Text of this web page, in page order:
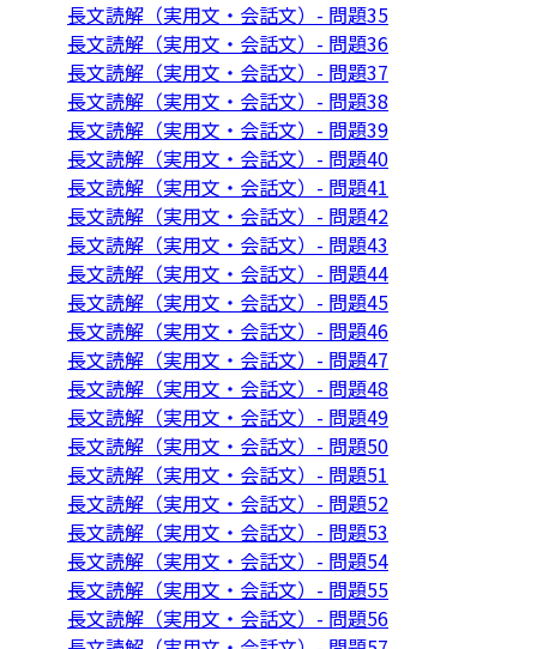
長文読解（実用文・会話文）- 問題35
長文読解（実用文・会話文）- 問題36
長文読解（実用文・会話文）- 問題37
長文読解（実用文・会話文）- 問題38
長文読解（実用文・会話文）- 問題39
長文読解（実用文・会話文）- 問題40
長文読解（実用文・会話文）- 問題41
長文読解（実用文・会話文）- 問題42
長文読解（実用文・会話文）- 問題43
長文読解（実用文・会話文）- 問題44
長文読解（実用文・会話文）- 問題45
長文読解（実用文・会話文）- 問題46
長文読解（実用文・会話文）- 問題47
長文読解（実用文・会話文）- 問題48
長文読解（実用文・会話文）- 問題49
長文読解（実用文・会話文）- 問題50
長文読解（実用文・会話文）- 問題51
長文読解（実用文・会話文）- 問題52
長文読解（実用文・会話文）- 問題53
長文読解（実用文・会話文）- 問題54
長文読解（実用文・会話文）- 問題55
長文読解（実用文・会話文）- 問題56